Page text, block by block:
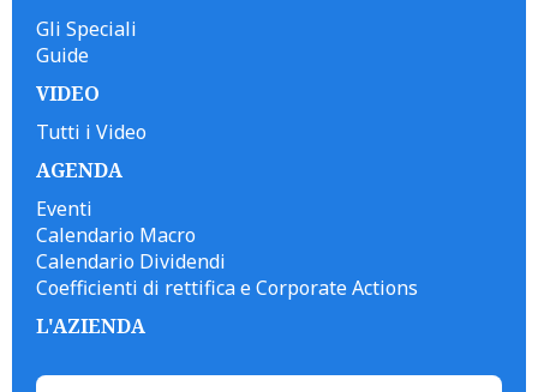
Gli Speciali
Guide
VIDEO
Tutti i Video
AGENDA
Eventi
Calendario Macro
Calendario Dividendi
Coefficienti di rettifica e Corporate Actions
L'AZIENDA